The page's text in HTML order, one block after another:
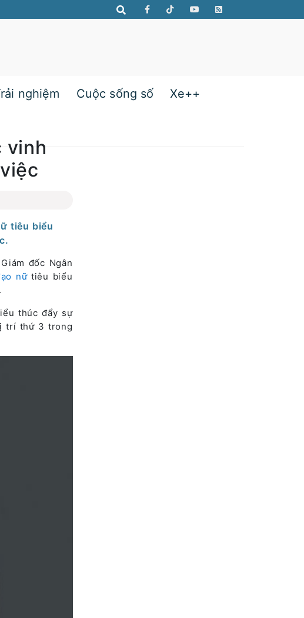
nghiệm Cuộc sống số Xe++
vinh
tiêu biểu
đốc Ngân
nữtiêu biểu
thúc đẩy sự
trí thứ 3 trong